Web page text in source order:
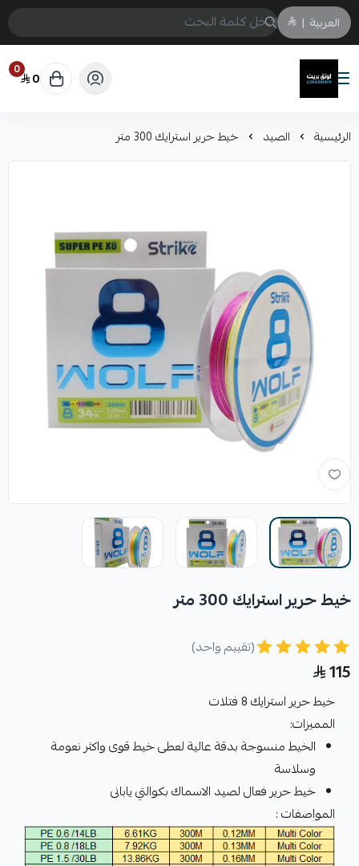
العربية |
لونق بريث
0 0
الرئيسية الصيد خيط حرير استرايك 300 متر
خيط حرير استرايك 300 متر
(تقييم واحد)
115
خيط حرير استرايك 8 فتلات
المميزات:
الخيط منسوجة بدقة عالية لعطى خيط قوى واكثر نعومة
وسلاسة
خيط حرير فعال لصيد الاسماك بكوالتي يابانى
المواصفات :